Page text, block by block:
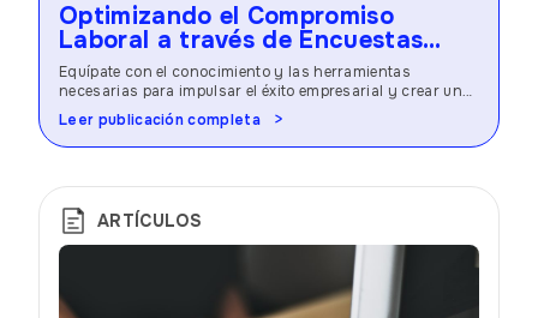
Optimizando el Compromiso
Laboral a través de Encuestas
Modernas
Equípate con el conocimiento y las herramientas
necesarias para impulsar el éxito empresarial y crear una
cultura laboral próspera.
Leer publicación completa
ARTÍCULOS